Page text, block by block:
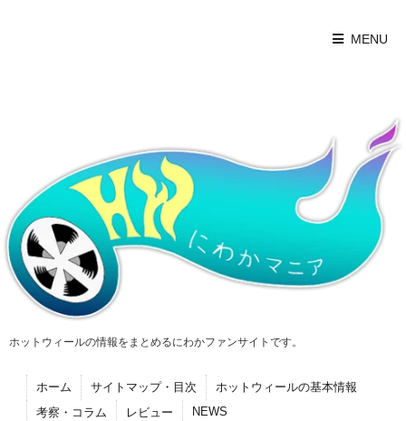
MENU
ホットウィールの情報をまとめるにわかファンサイトです。
ホーム サイトマップ・目次
ホットウィールの基本情報
考察・コラム
レビュー NEWS